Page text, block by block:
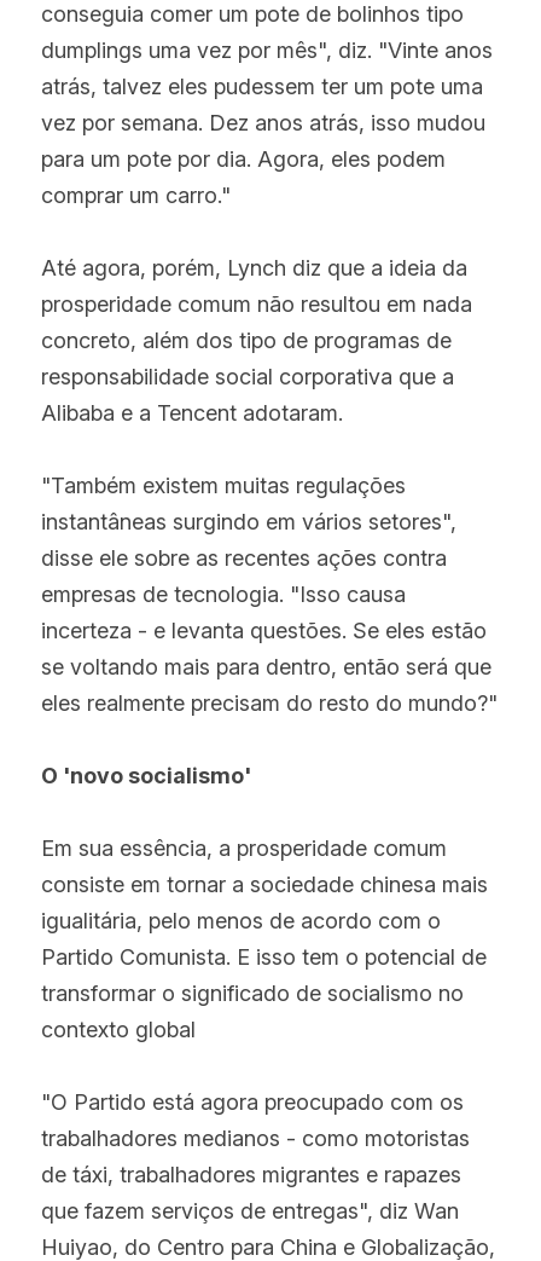
conseguia comer um pote de bolinhos tipo
dumplings uma vez por mês", diz. "Vinte anos
atrás, talvez eles pudessem ter um pote uma
vez por semana. Dez anos atrás, isso mudou
para um pote por dia. Agora, eles podem
comprar um carro."
Até agora, porém, Lynch diz que a ideia da
prosperidade comum não resultou em nada
concreto, além dos tipo de programas de
responsabilidade social corporativa que a
Alibaba e a Tencent adotaram.
"Também existem muitas regulações
instantâneas surgindo em vários setores",
disse ele sobre as recentes ações contra
empresas de tecnologia. "Isso causa
incerteza - e levanta questões. Se eles estão
se voltando mais para dentro, então será que
eles realmente precisam do resto do mundo?"
O 'novo socialismo'
Em sua essência, a prosperidade comum
consiste em tornar a sociedade chinesa mais
igualitária, pelo menos de acordo com o
Partido Comunista. E isso tem o potencial de
transformar o significado de socialismo no
contexto global
"O Partido está agora preocupado com os
trabalhadores medianos - como motoristas
de táxi, trabalhadores migrantes e rapazes
que fazem serviços de entregas", diz Wan
Huiyao, do Centro para China e Globalização,